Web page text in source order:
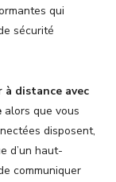
qui
sécurité
distance avec
alors que vous
disposent,
d’un haut-
communiquer